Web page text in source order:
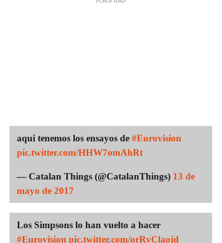
aqui tenemos los ensayos de #Eurovision
pic.twitter.com/HHW7omAhRt
— Catalan Things (@CatalanThings) 13 de
mayo de 2017
Los Simpsons lo han vuelto a hacer
#Eurovision pic.twitter.com/orRvClaojd